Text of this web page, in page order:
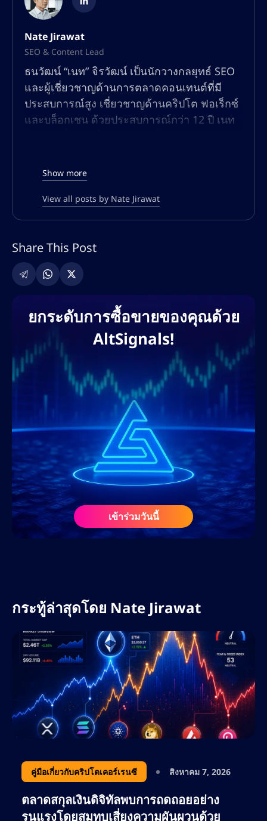
Nate Jirawat
SEO & Content Lead
ธนวัฒน์ “เนท” จิรวัฒน์ เป็นนักวางกลยุทธ์ SEO
และผู้เชี่ยวชาญด้านการตลาดคอนเทนต์ที่มี
ประสบการณ์สูง เชี่ยวชาญด้านคริปโต ฟอเร็กซ์
และบล็อกเชน ด้วยประสบการณ์กว่า 12 ปี เนท
ในการค้นหา และการสร้างคอนเทนต์ที่มีอัตรา
การแปลงสูงสำหรับแพลตฟอร์มทางการเงินและ
การซื้อขายทั่วโลก
เทคนิค การปรับแต่งทั้งแบบออนเพจและออฟ
และการตลาดคอนเทนต์ที่ขับเคลื่อนด้วย AI เขา
เคยร่วมงานกับแพลตฟอร์มแลกเปลี่ยนคริปโต
ชั้นนำ โบรกเกอร์ฟอเร็กซ์ โครงการ DeFi และ
แพลตฟอร์มการศึกษาด้านการซื้อขาย เพื่อช่วย
ให้แบรนด์ต่างๆ ขยายการเข้าถึงบนโลกดิจิทัล
และครองอันดับการค้นหา แนวทางที่ขับเคลื่อน
ด้วยข้อมูลของเขาช่วยให้มั่นใจได้ว่าจะได้รับ
ROI สูงสุด การมีส่วนร่วมของผู้ใช้ และการสร้าง
ลีดสูงสุด ผ่านบล็อกที่ปรับแต่ง SEO หน้าแลนดิ้ง
เพจ และกลยุทธ์คอนเทนต์ที่เน้นการแปลงเป็น
ลูกค้า
ก่อนร่วมงานกับ AltSignals ในเดือนกุมภาพันธ์
2568 เนทเคยร่วมงานกับเว็บไซต์สื่อคริปโตชั้น
นำ ศูนย์การเรียนรู้ฟอเร็กซ์ และโปรเจกต์ Web3
ในฐานะที่ปรึกษา SEO และนักวางกลยุทธ์ด้าน
เนื้อหา ความรู้ความเข้าใจอย่างลึกซึ้งเกี่ยวกับ
ตลาดคริปโตและฟอเร็กซ์ ประกอบกับความรู้
ที่ AltSignals เนทรับผิดชอบในการขยายการ
เข้าถึงแบรนด์ทั่วโลก เพิ่มประสิทธิภาพกลยุทธ์
คอนเทนต์สำหรับ ActualizeAI และนำแนวทาง
ปฏิบัติที่ดีที่สุดด้าน SEO มาใช้ เพื่อขับเคลื่อนการ
เติบโตอย่างยั่งยืน เขามุ่งเน้นไปที่การใช้
ประโยชน์จากคีย์เวิร์ดที่มีผู้สนใจสูง การ
วางแผนคอนเทนต์เชิงกลยุทธ์ และการวิเคราะห์
คู่แข่ง เพื่อให้มั่นใจว่า AltSignals ยังคงเป็นผู้นำ
ด้วยความหลงใหลในด้านการเงิน เทคโนโลยี
บล็อกเชน และการตลาดที่ขับเคลื่อนด้วยข้อมูล
เนทยังคงขยายขอบเขตในวงการ SEO อย่างต่อ
Show more
View all posts by Nate Jirawat
Share This Post
ยกระดับการซื้อขายของคุณด้วย
AltSignals!
เข้าร่วมวันนี้
กระทู้ล่าสุดโดย Nate Jirawat
คู่มือเกี่ยวกับคริปโตเคอร์เรนซี สิงหาคม 7, 2026
ตลาดสกุลเงินดิจิทัลพบการถดถอยอย่าง
รุนแรงโดยสมทบเสี่ยงความผันผวนด้วย